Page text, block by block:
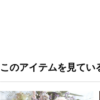
このアイテムを見てい